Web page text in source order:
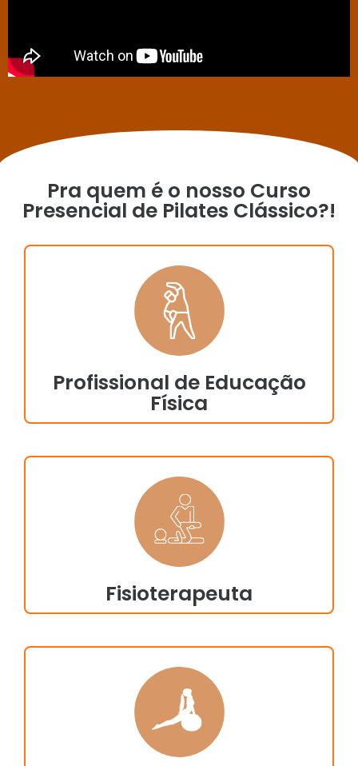
Pra quem é o nosso Curso
Presencial de Pilates Clássico?!
Profissional de Educação
Física
Fisioterapeuta